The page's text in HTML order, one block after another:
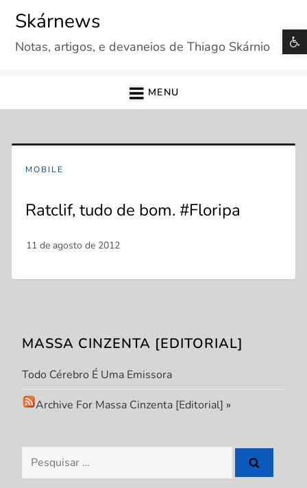
content
Skárnews
Notas, artigos, e devaneios de Thiago Skárnio
MENU
MOBILE
Ratclif, tudo de bom. #Floripa
MASSA CINZENTA [EDITORIAL]
Todo Cérebro É Uma Emissora
Archive For Massa Cinzenta [Editorial] »
Pesquisar
por: